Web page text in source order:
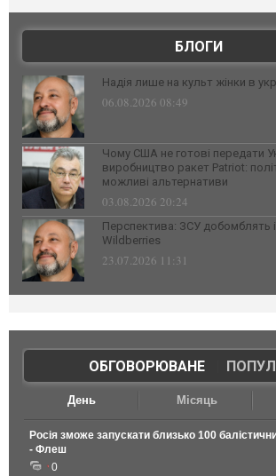
БЛОГИ
Надія лише на культ жінки в
06.08.2026 08:49
Чому США не готові передати
виробництво ракет Patriot:
можливі альтернативи
03.08.2026 20:24
Перспектива: ЗСУ добомблять і
Wildberries
23.07.2026 11:31
ОБГОВОРЮВАНЕ|
День Місяць
Росія зможе запускати близько 100
- Флеш
0